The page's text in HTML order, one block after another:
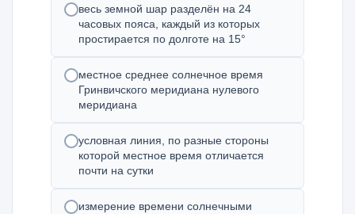
весь земной шар разделён на 24
часовых пояса, каждый из которых
простирается по долготе на 15°
местное среднее солнечное время
Гринвичского меридиана нулевого
меридиана
условная линия, по разные стороны
которой местное время отличается
почти на сутки
измерение времени солнечными